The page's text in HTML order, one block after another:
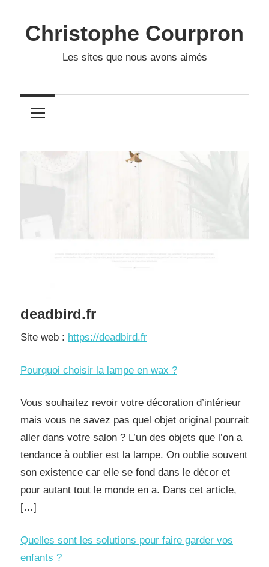
to
content
Christophe Courpron
Les sites que nous avons aimés
deadbird.fr
Site web : https://deadbird.fr
Pourquoi choisir la lampe en wax ?
Vous souhaitez revoir votre décoration d’intérieur
mais vous ne savez pas quel objet original pourrait
aller dans votre salon ? L’un des objets que l’on a
tendance à oublier est la lampe. On oublie souvent
son existence car elle se fond dans le décor et
pour autant tout le monde en a. Dans cet article,
[…]
Quelles sont les solutions pour faire garder vos
enfants ?